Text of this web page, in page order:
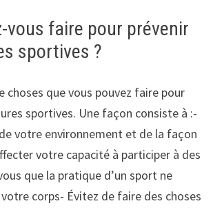
vous faire pour prévenir
sportives ?
choses que vous pouvez faire pour
sportives. Une façon consiste à :-
votre environnement et de la façon
votre capacité à participer à des
que la pratique d’un sport ne
corps- Évitez de faire des choses